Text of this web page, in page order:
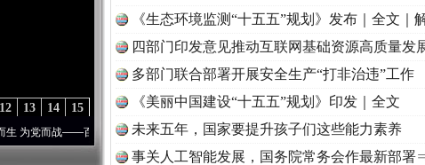
15
14
13
12
战——百年“纪”事⑧加强纪律..·[视频]牢记初心使命 奋进复兴征程丨“转折之城”激荡..·[视频]
《生态环境监测“十五五”规划》发布｜全文｜
读
四部门印发意见推动互联网基础资源高质量发
多部门联合部署开展安全生产“打非治违”工作
《美丽中国建设“十五五”规划》印发｜全文
未来五年，国家要提升孩子们这些能力素养
事关人工智能发展，国务院常务会作最新部署